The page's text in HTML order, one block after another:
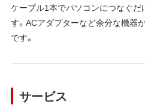
ケーブル1本でパソコンにつなぐだ
す。ACアダプターなど余分な機器
です。
サービス